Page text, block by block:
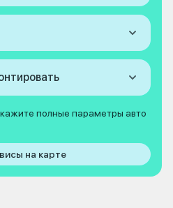
полные параметры авто
на карте